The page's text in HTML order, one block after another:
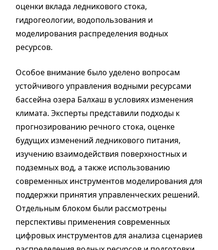
оценки вклада ледникового стока,
гидрогеологии, водопользования и
моделирования распределения водных
ресурсов.
Особое внимание было уделено вопросам
устойчивого управления водными ресурсами
бассейна озера Балхаш в условиях изменения
климата. Эксперты представили подходы к
прогнозированию речного стока, оценке
будущих изменений ледникового питания,
изучению взаимодействия поверхностных и
подземных вод, а также использованию
современных инструментов моделирования для
поддержки принятия управленческих решений.
Отдельным блоком были рассмотрены
перспективы применения современных
цифровых инструментов для анализа сценариев